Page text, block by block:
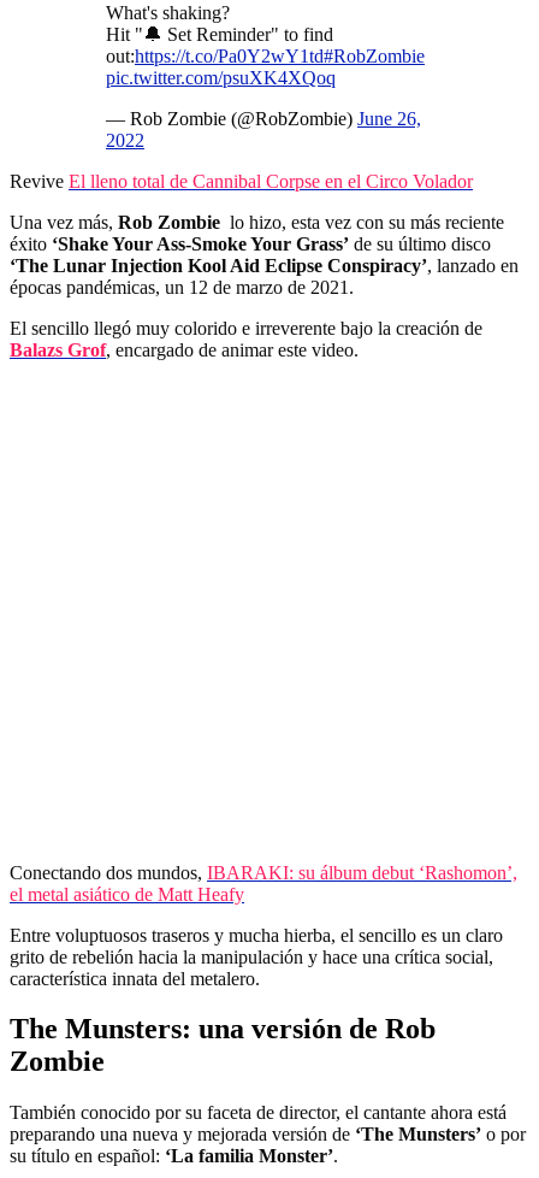
What's shaking?
Hit "🔔 Set Reminder" to find
out:https://t.co/Pa0Y2wY1td#RobZombie
pic.twitter.com/psuXK4XQoq
— Rob Zombie (@RobZombie) June 26,
2022
Revive El lleno total de Cannibal Corpse en el Circo Volador
Una vez más, Rob Zombie lo hizo, esta vez con su más reciente
éxito ‘Shake Your Ass-Smoke Your Grass’ de su último disco
‘The Lunar Injection Kool Aid Eclipse Conspiracy’, lanzado en
épocas pandémicas, un 12 de marzo de 2021.
El sencillo llegó muy colorido e irreverente bajo la creación de
Balazs Grof, encargado de animar este video.
Conectando dos mundos, IBARAKI: su álbum debut ‘Rashomon’,
el metal asiático de Matt Heafy
Entre voluptuosos traseros y mucha hierba, el sencillo es un claro
grito de rebelión hacia la manipulación y hace una crítica social,
característica innata del metalero.
The Munsters: una versión de Rob
Zombie
También conocido por su faceta de director, el cantante ahora está
preparando una nueva y mejorada versión de ‘The Munsters’ o por
su título en español: ‘La familia Monster’.